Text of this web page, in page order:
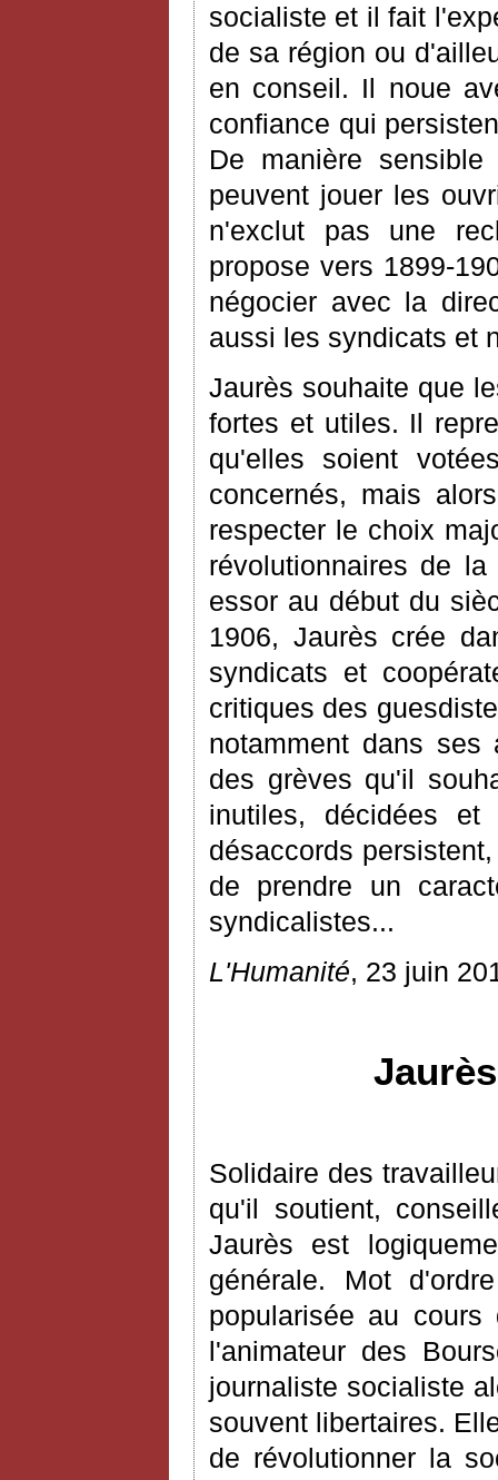
socialiste et il fait
de sa région ou
en conseil. Il noue
confiance qui
De manière
peuvent jouer les
n'exclut pas une
propose vers 1899-
négocier avec la
aussi les syndicats et
Jaurès souhaite que
fortes et utiles. Il
qu'elles soient
concernés, mais
respecter le choix
révolutionnaires de
essor au début du
1906, Jaurès crée
syndicats et
critiques des
notamment dans
des grèves qu'il
inutiles, décidées et
désaccords
de prendre un
syndicalistes...
L'Humanité, 23 juin
Solidaire des
qu'il soutient,
Jaurès est
générale. Mot
popularisée au cours
l'animateur des
journaliste socialiste
souvent libertaires.
de révolutionner la